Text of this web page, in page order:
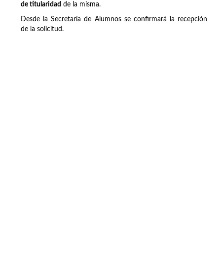
de titularidad de la misma.
Desde la Secretaría de Alumnos se confirmará la recepción
de la solicitud.